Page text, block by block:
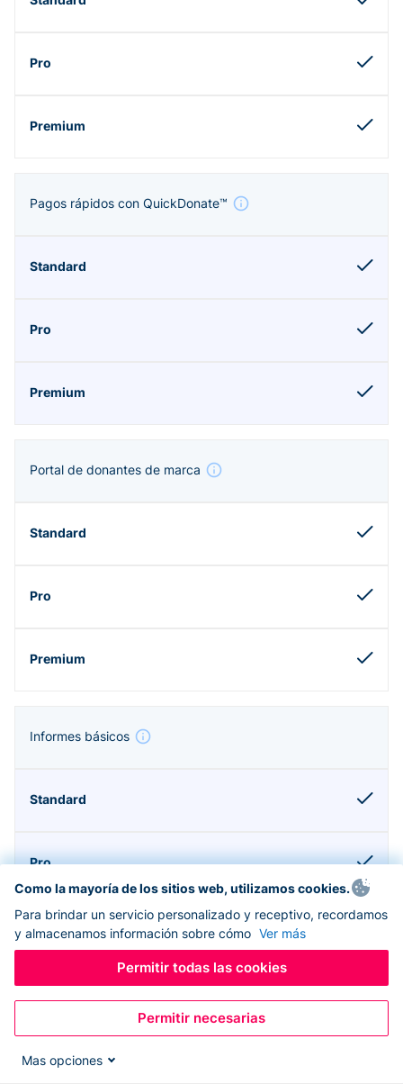
Pagos rápidos con QuickDonate™
Portal de donantes de marca
Informes básicos
Compatible con Donorbox CRM
Como la mayoría de los sitios web, utilizamos cookies.
Para brindar un servicio personalizado y receptivo, recordamos
y almacenamos información sobre cómo Ver más
Permitir todas las cookies
Permitir necesarias
Mas opciones